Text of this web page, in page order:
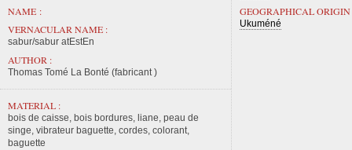
NAME :
VERNACULAR NAME :
sabur/sabur atEstEn
AUTHOR :
Thomas Tomé La Bonté (fabricant )
MATERIAL :
bois de caisse, bois bordures, liane, peau de
singe, vibrateur baguette, cordes, colorant,
baguette
GEOGRAPHICAL ORIGIN
Ukuméné